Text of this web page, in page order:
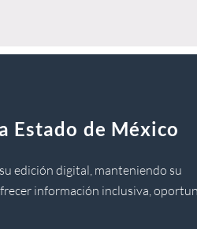
Estado de México
edición digital, manteniendo su
información inclusiva,